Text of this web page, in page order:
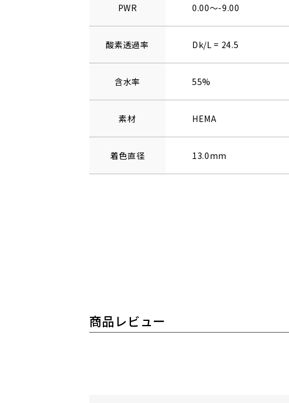
PWR 0.00～-9.00
酸素透過率 Dk/L = 24.5
含水率 55%
素材 HEMA
着色直径 13.0mm
商品レビュー